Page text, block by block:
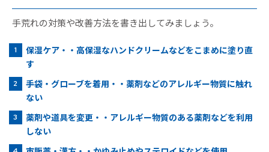
手荒れの対策や改善方法を書き出してみましょう。
保湿ケア・・高保湿なハンドクリームなどをこまめに塗り直
す
手袋・グローブを着用・・薬剤などのアレルギー物質に触れ
ない
薬剤や道具を変更・・アレルギー物質のある薬剤などを利用
しない